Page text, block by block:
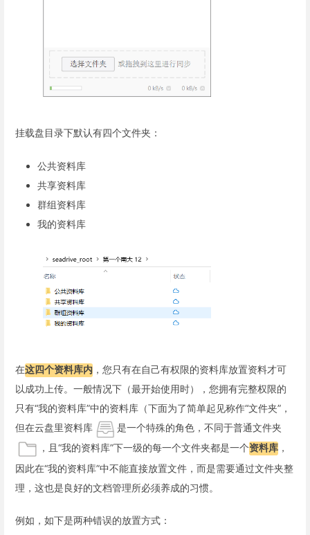
挂载盘目录下默认有四个文件夹：
公共资料库
共享资料库
群组资料库
我的资料库
在这四个资料库内 ，您只有在自己有权限的资料库放置资料才可
以成功上传。一般情况下（最开始使用时），您拥有完整权限的
只有“我的资料库”中的资料库（下面为了简单起见称作“文件夹”，
但在云盘里资料库
是一个特殊的角色，不同于普通文件夹
，且“我的资料库”下一级的每一个文件夹都是一个资料库 ，
因此在“我的资料库”中不能直接放置文件，而是需要通过文件夹整
理，这也是良好的文档管理所必须养成的习惯。
例如，如下是两种错误的放置方式：